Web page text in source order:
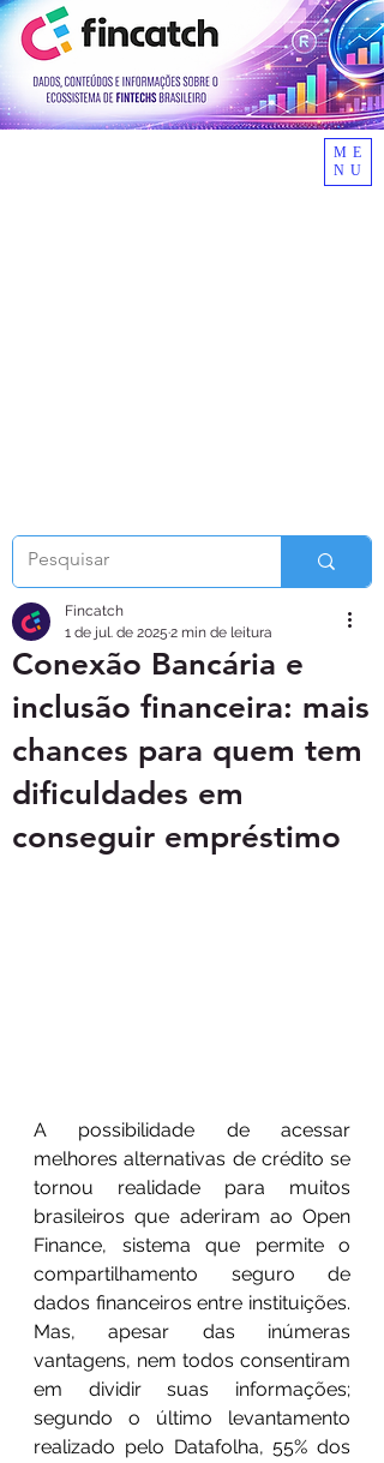
ME
NU
Conexão Bancária e
inclusão financeira: mais
chances para quem tem
dificuldades em
conseguir empréstimo
Fincatch
1 de jul. de 2025 2 min de leitura
A possibilidade de acessar
melhores alternativas de crédito se
tornou realidade para muitos
brasileiros que aderiram ao Open
Finance, sistema que permite o
compartilhamento seguro de
dados financeiros entre instituições.
Mas, apesar das inúmeras
vantagens, nem todos consentiram
em dividir suas informações;
segundo o último levantamento
realizado pelo Datafolha, 55% dos